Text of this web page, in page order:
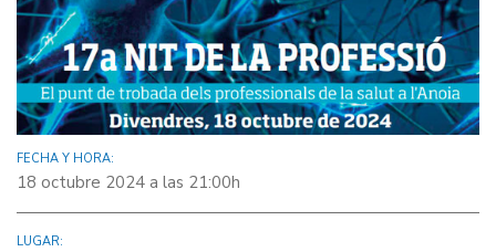
FECHA Y HORA:
18 octubre 2024 a las 21:00h
LUGAR: